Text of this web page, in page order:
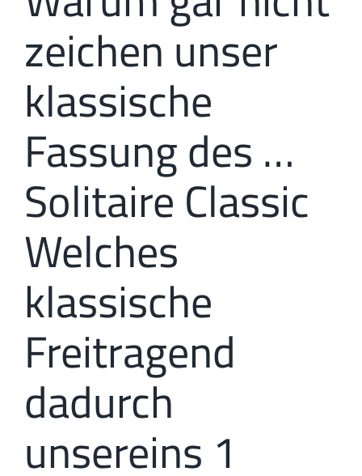
zeichen unser
klassische
Fassung des …
Solitaire Classic
Welches
klassische
Freitragend
dadurch
unsereins 1